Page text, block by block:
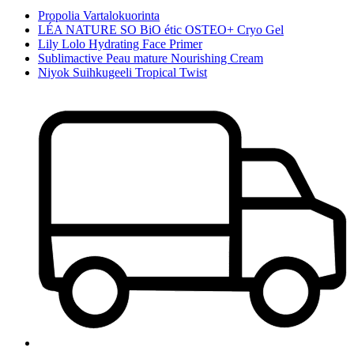
Propolia Vartalokuorinta
LÉA NATURE SO BiO étic OSTEO+ Cryo Gel
Lily Lolo Hydrating Face Primer
Sublimactive Peau mature Nourishing Cream
Niyok Suihkugeeli Tropical Twist